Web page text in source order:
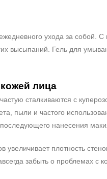
ежедневного ухода за
высыпаний. Гель для
лица
сталкиваются с
пыли и частого
нанесения
увеличивает плотность
забыть о проблемах с